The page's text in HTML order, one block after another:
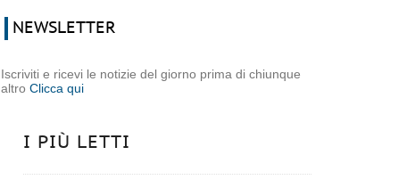
NEWSLETTER
Iscriviti e ricevi le notizie del giorno prima di chiunque
altroClicca qui
I PIÙ LETTI